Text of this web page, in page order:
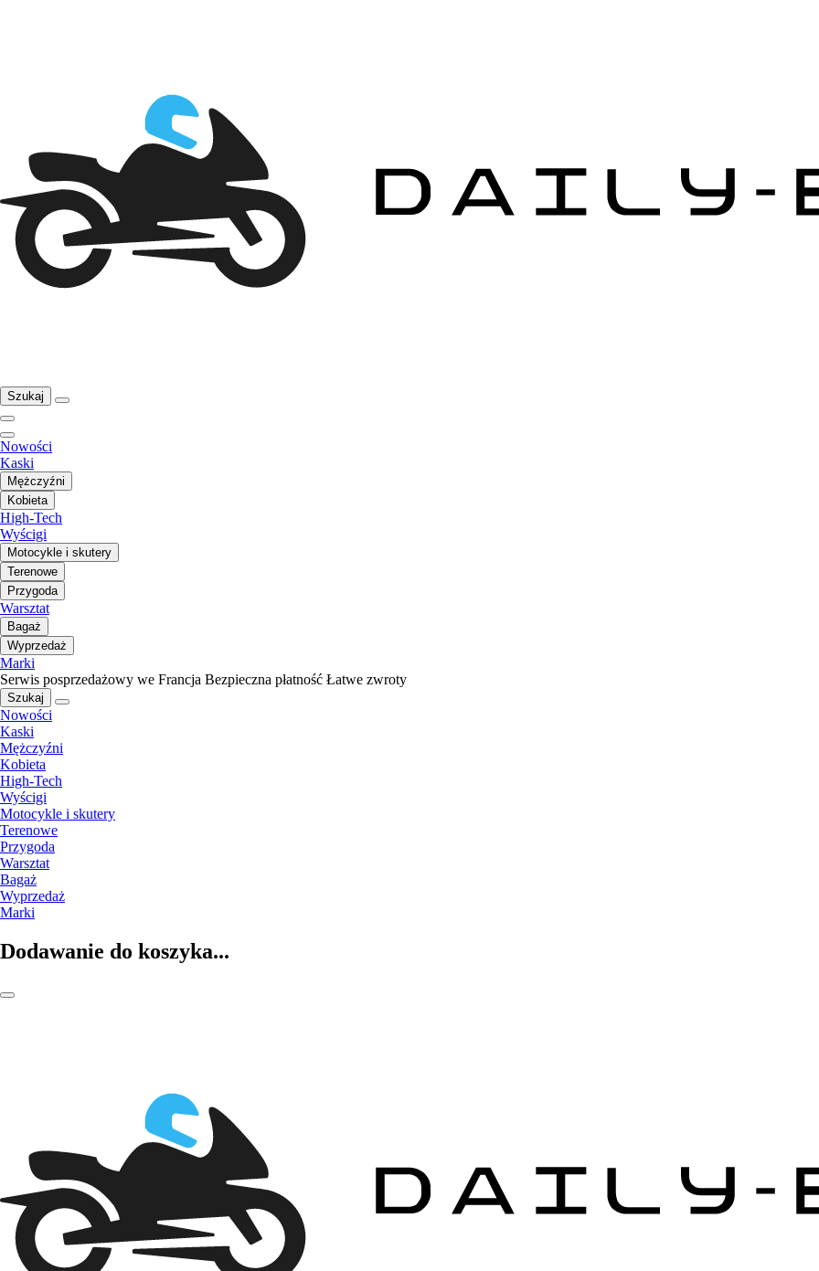
Szukaj
Nowości
Kaski
Mężczyźni
Kobieta
High-Tech
Wyścigi
Motocykle i skutery
Terenowe
Przygoda
Warsztat
Bagaż
Wyprzedaż
Marki
Serwis posprzedażowy we Francja Bezpieczna płatność Łatwe zwroty
Szukaj
Nowości
Kaski
Mężczyźni
Kobieta
High-Tech
Wyścigi
Motocykle i skutery
Terenowe
Przygoda
Warsztat
Bagaż
Wyprzedaż
Marki
Dodawanie do koszyka...